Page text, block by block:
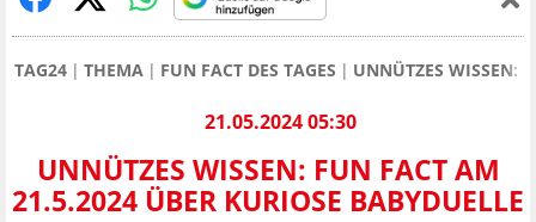
TAG24 THEMA FUN FACT DES TAGES UNNÜTZES WISSEN:
21.05.2024 05:30
UNNÜTZES WISSEN: FUN FACT AM
21.5.2024 ÜBER KURIOSE BABYDUELLE